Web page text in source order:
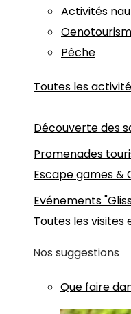
Activités
Pêche
Toutes les
Découverte des
Promenades
Escape games &
Evénements
Toutes les visites
Nos suggestions
Que faire